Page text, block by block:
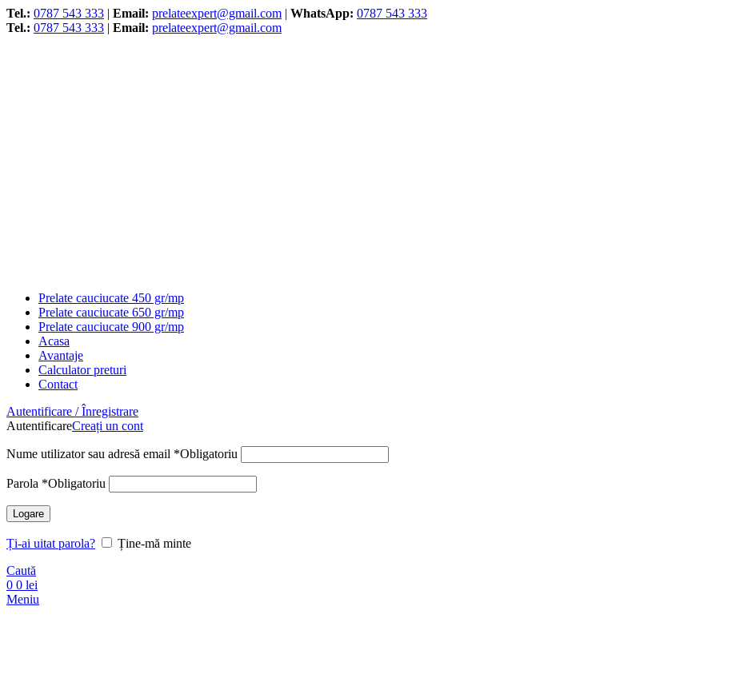
Tel.: 0787 543 333 | Email: prelateexpert@gmail.com | WhatsApp: 0787 543 333
Tel.: 0787 543 333 | Email: prelateexpert@gmail.com
Prelate cauciucate 450 gr/mp
Prelate cauciucate 650 gr/mp
Prelate cauciucate 900 gr/mp
Acasa
Avantaje
Calculator preturi
Contact
Autentificare / Înregistrare
AutentificareCreați un cont
Nume utilizator sau adresă email *Obligatoriu
Parola *Obligatoriu
Logare
Ți-ai uitat parola?
Ține-mă minte
Caută
0 0 lei
Meniu